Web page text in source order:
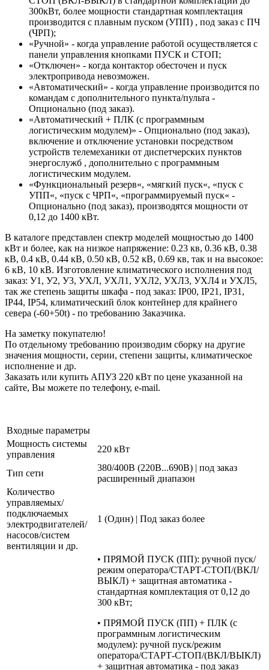
300кВт, более мощности стандартная комплектация
производится с плавным пуском (УПП) , под заказ с ПЧ
(ЧРП);
«Ручной» - когда управление работой осуществляется с
панели управления кнопками ПУСК и СТОП;
«Отключен» - когда контактор обесточен и пуск
электропривода невозможен.
«Автоматический» - когда управление производится по
командам с дополнительного пункта/пульта -
Опционально (под заказ).
«Автоматический + ПЛК (с программным
логистическим модулем)» - Опционально (под заказ),
включение и отключение установки посредством
устройств телемеханики от диспетчерских пунктов
энергослужб , дополнительно с программным
логистическим модулем.
«Функциональный резерв«, «мягкий пуск«, «пуск с
УПП«, «пуск с ЧРП«, «программируемый пуск« -
Опционально (под заказ), производятся мощности от
0,12 до 1400 кВт.
В каталоге представлен спектр моделей мощностью до 1400
кВт и более, как на низкое напряжение: 0.23 кв, 0.36 кВ, 0.38
кВ, 0.4 кВ, 0.44 кВ, 0.50 кВ, 0.52 кВ, 0.69 кв, так и на высокое:
6 кВ, 10 кВ. Изготовление климатического исполнения под
заказ: У1, У2, У3, УХЛ, УХЛ1, УХЛ2, УХЛ3, УХЛ4 и УХЛ5,
так же степень защиты шкафа - под заказ: IP00, IP21, IP31,
IP44, IP54, климатический блок контейнер для крайнего
севера (-60+50t) - по требованию Заказчика.
На заметку покупателю!
По отдельному требованию производим сборку на другие
значения мощности, серии, степени защиты, климатическое
исполнение и др.
Заказать или купить АПУЗ 220 кВт по цене указанной на
сайте, Вы можете по телефону, e-mail.
Входные параметры
Мощность системы
управления
220 кВт
Тип сети
380/400В (220В...690В) | под заказ
расширенный диапазон
Количество
управляемых/
подключаемых
электродвигателей/
насосов/систем
вентиляции и др.
1 (Один) | Под заказ более
• ПРЯМОЙ ПУСК (ПП): ручной пуск/
режим оператора/СТАРТ-СТОП/(ВКЛ/
ВЫКЛ) + защитная автоматика -
стандартная комплектация от 0,12 до
300 кВт;
• ПРЯМОЙ ПУСК (ПП) + ПЛК (с
программным логистическим
модулем): ручной пуск/режим
оператора/СТАРТ-СТОП/(ВКЛ/ВЫКЛ)
+ защитная автоматика - под заказ